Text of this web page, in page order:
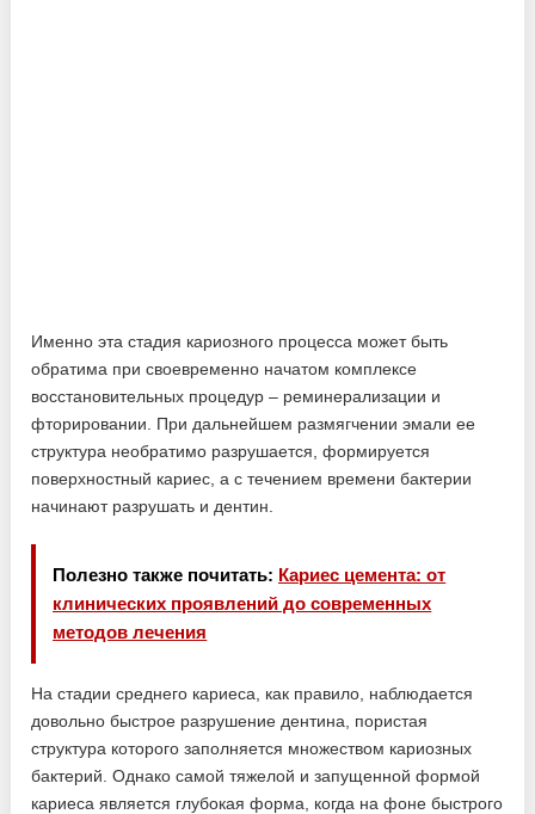
Именно эта стадия кариозного процесса может быть
обратима при своевременно начатом комплексе
восстановительных процедур – реминерализации и
фторировании. При дальнейшем размягчении эмали ее
структура необратимо разрушается, формируется
поверхностный кариес, а с течением времени бактерии
начинают разрушать и дентин.
Полезно также почитать: Кариес цемента: от
клинических проявлений до современных
методов лечения
На стадии среднего кариеса, как правило, наблюдается
довольно быстрое разрушение дентина, пористая
структура которого заполняется множеством кариозных
бактерий. Однако самой тяжелой и запущенной формой
кариеса является глубокая форма, когда на фоне быстрого